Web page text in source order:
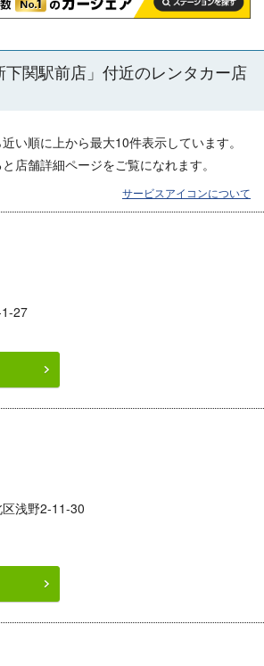
下関駅前店 」付近のレンタカー店
近い順に上から最大10件表示しています。
店舗詳細ページをご覧になれます。
サービスアイコンについて
27
浅野2-11-30